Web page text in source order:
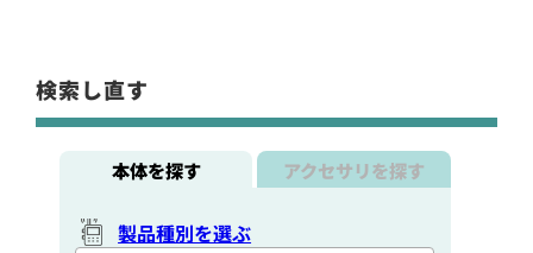
検索し直す
本体を探す アクセサリを探す
製品種別を選ぶ